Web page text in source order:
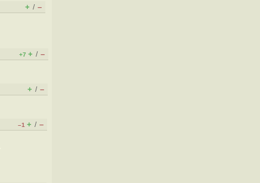
+ / –
+7 + / –
+ / –
–1 + / –